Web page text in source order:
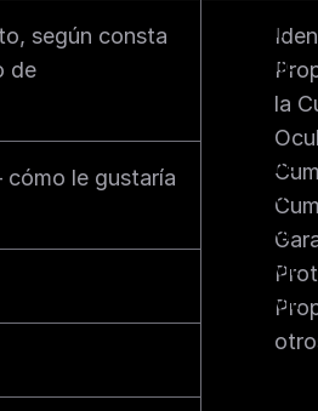
según consta
de
la
cómo le gustaría